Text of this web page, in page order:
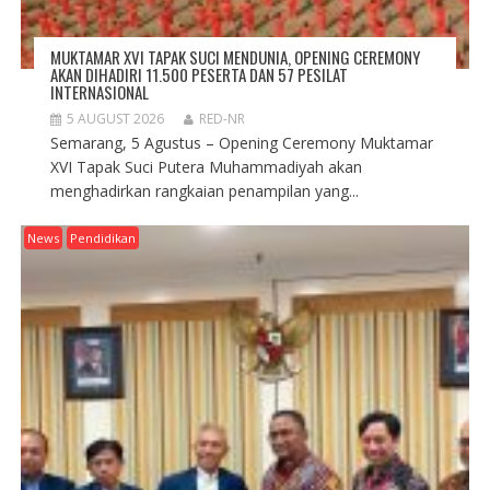
MUKTAMAR XVI TAPAK SUCI MENDUNIA, OPENING CEREMONY
AKAN DIHADIRI 11.500 PESERTA DAN 57 PESILAT
INTERNASIONAL
5 AUGUST 2026 RED-NR
Semarang, 5 Agustus – Opening Ceremony Muktamar
XVI Tapak Suci Putera Muhammadiyah akan
menghadirkan rangkaian penampilan yang...
News Pendidikan